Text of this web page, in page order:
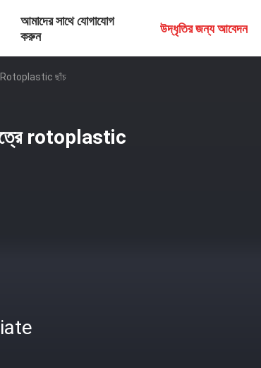
আমাদের সাথে যোগাযোগ
করুন
উদ্ধৃতির জন্য আবেদন
Rotoplastic ছাঁচ
পাত্রে rotoplastic